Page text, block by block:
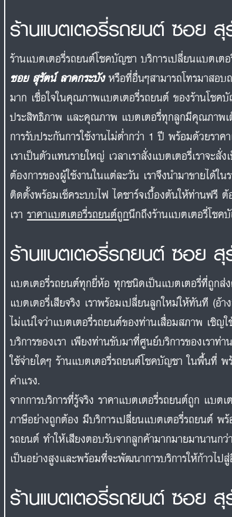
ร้านแบตเตอรี่รถยนต์ ซอย
ร้านแบตเตอรี่รถยนต์โชคบัญชา บริการเปลี่ยนแบตเ
ซอย สุรัตน์ ลาดกระบังหรือที่อื่นๆสามารถโทรมาสอบ
มาก เชื่อใจในคุณภาพแบตเตอรี่รถยนต์ ของร้านโชค
ประสิทธิภาพ และคุณภาพ แบตเตอรี่ทุกลูกมีคุณภาพ
การรับประกันการใช้งานไม่ต่ำกว่า 1 ปี พร้อมด้วยรา
เราเป็นตัวแทนรายใหญ่ เวลาเราสั่งแบตเตอรี่เราจ
ต้องการของผู้ใช้งานในแต่ละวัน เราจึงนำมาขายได้ใ
ติดตั้งพร้อมเช็คระบบไฟ ไดชาร์จเบื้องต้นให้ท่านฟรี
เราราคาแบตเตอรี่รถยนต์ถูกนึกถึงร้านแบตเตอรี่โชค
ร้านแบตเตอรี่รถยนต์ ซอย
แบตเตอรี่รถยนต์ทุกยี่ห้อ ทุกชนิดเป็นแบตเตอรี่ที่ถูกส่
แบตเตอรี่เสียจริง เราพร้อมเปลี่ยนลูกใหม่ให้ทันที (อ้
ไม่แน่ใจว่าแบตเตอรี่รถยนต์ของท่านเสื่อมสภาพ เชิ
บริการของเรา เพียงท่านขับมาที่ศูนย์บริการของเรา
ใช้จ่ายใดๆ ร้านแบตเตอรี่รถยนต์โชคบัญชา ในพื้นที่
ค่าแรง.
จากการบริการที่รู้จริง ราคาแบตเตอรี่รถยนต์ถูก แบต
ภาษีอย่างถูกต้อง มีบริการเปลี่ยนแบตเตอรี่รถยนต์ พ
รถยนต์ ทำให้เสียงตอบรับจากลูกค้ามากมายมานาน
เป็นอย่างสูงและพร้อมที่จะพัฒนาการบริการให้ก้าวไ
ร้านแบตเตอรี่รถยนต์ ซอย